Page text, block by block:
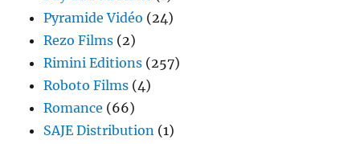
Pyramide Vidéo (24)
Rezo Films (2)
Rimini Editions (257)
Roboto Films (4)
Romance (66)
SAJE Distribution (1)